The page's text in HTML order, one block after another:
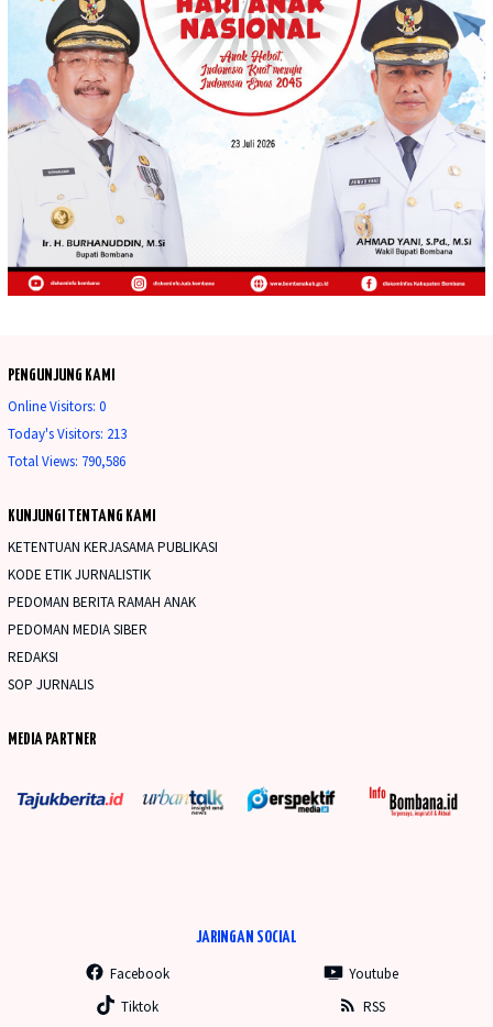
PENGUNJUNG KAMI
Online Visitors: 0
Today's Visitors: 213
Total Views: 790,586
KUNJUNGI TENTANG KAMI
KETENTUAN KERJASAMA PUBLIKASI
KODE ETIK JURNALISTIK
PEDOMAN BERITA RAMAH ANAK
PEDOMAN MEDIA SIBER
REDAKSI
SOP JURNALIS
MEDIA PARTNER
JARINGAN SOCIAL
Facebook
Youtube
Tiktok
RSS